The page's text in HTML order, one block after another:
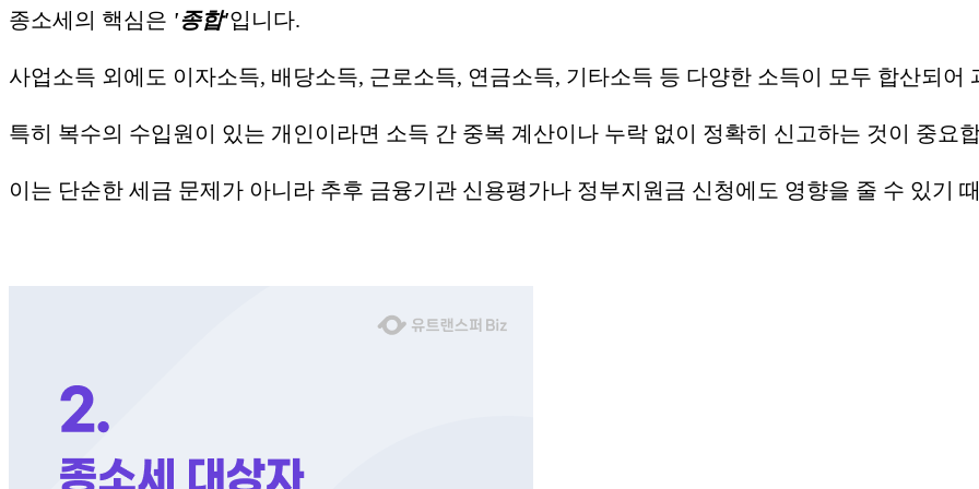
종소세의 핵심은 '종합'입니다.
사업소득 외에도 이자소득, 배당소득, 근로소득, 연금소득, 기타소득 등 다양한 소득이 모두 합산되어
특히 복수의 수입원이 있는 개인이라면 소득 간 중복 계산이나 누락 없이 정확히 신고하는 것이 중요
이는 단순한 세금 문제가 아니라 추후 금융기관 신용평가나 정부지원금 신청에도 영향을 줄 수 있기